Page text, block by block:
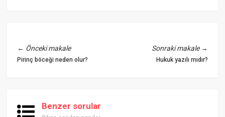
← Önceki makale
Pirinç böceği neden olur?
Sonraki makale→
Hukuk yazılı mıdır?
Benzer sorular